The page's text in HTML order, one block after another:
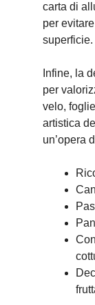
carta di
per
superficie.
Infine, la
per
velo,
artistica
un’opera